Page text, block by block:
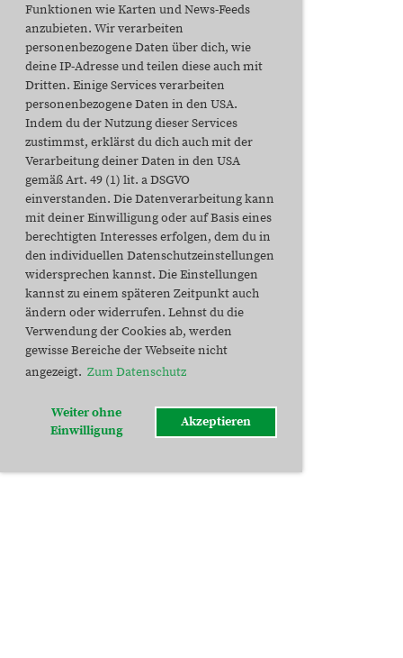
Funktionen wie Karten und News-Feeds
anzubieten. Wir verarbeiten
personenbezogene Daten über dich, wie
deine IP-Adresse und teilen diese auch mit
Dritten. Einige Services verarbeiten
personenbezogene Daten in den USA.
Indem du der Nutzung dieser Services
zustimmst, erklärst du dich auch mit der
Verarbeitung deiner Daten in den USA
gemäß Art. 49 (1) lit. a DSGVO
einverstanden. Die Datenverarbeitung kann
mit deiner Einwilligung oder auf Basis eines
berechtigten Interesses erfolgen, dem du in
den individuellen Datenschutzeinstellungen
widersprechen kannst. Die Einstellungen
kannst zu einem späteren Zeitpunkt auch
ändern oder widerrufen. Lehnst du die
Verwendung der Cookies ab, werden
gewisse Bereiche der Webseite nicht
angezeigt. Zum Datenschutz
Weiter ohne
Einwilligung
Akzeptieren